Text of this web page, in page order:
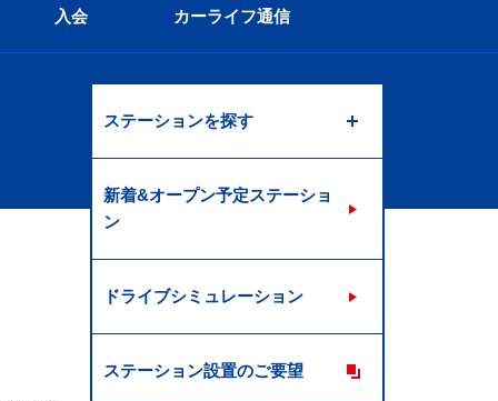
入会 カーライフ通信
ステーションを探す
新着&オープン予定ステーショ
ン
ドライブシミュレーション
ステーション設置のご要望